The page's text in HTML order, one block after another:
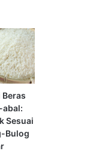
abal:
Sesuai
Bulog